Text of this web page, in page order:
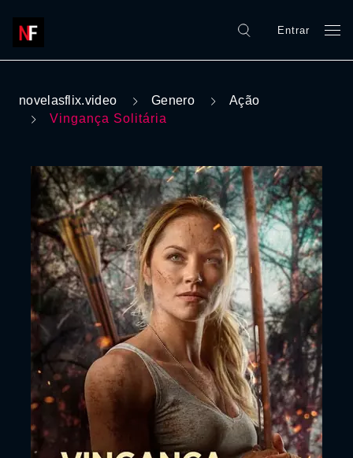
Entrar
novelasflix.video Genero
Ação
Vingança Solitária